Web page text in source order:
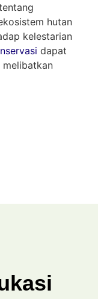
hutan
kelestarian
dapat
melibatkan